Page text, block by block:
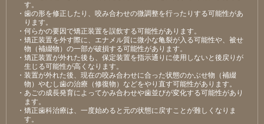
す。
・⻭の形を修正したり、咬み合わせの微調整を⾏ったりする可能性があ
ります。
・何らかの要因で矯正装置を誤飲する可能性があります。
・矯正装置を外す際に、エナメル質に微⼩な⻲裂が⼊る可能性や、被せ
物（補綴物）の⼀部が破損する可能性があります。
・矯正装置が外れた後も、保定装置を指⽰通りに使⽤しないと後戻りが
⽣じる可能性が⾼くなります。
・装置が外れた後、現在の咬み合わせに合った状態のかぶせ物（補綴
物）やむし⻭の治療（修復物）などをやり直す可能性があります。
・あごの成⻑発育によってかみ合わせや⻭並びが変化する可能性があり
ます。
・矯正⻭科治療は、⼀度始めると元の状態に戻すことが難しくなりま
す。